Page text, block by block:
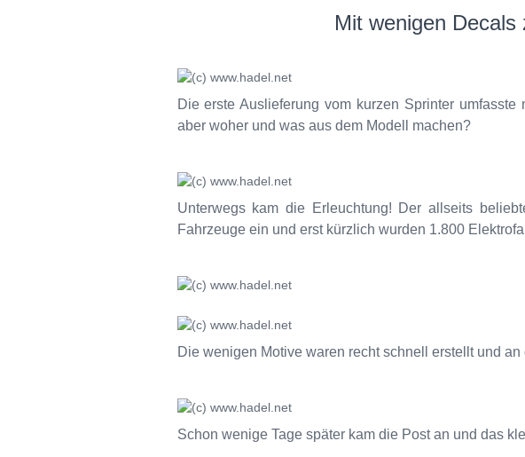
Mit wenigen
Die erste Auslieferung vom kurzen Sprinter
aber woher und was aus dem Modell machen?
Unterwegs kam die Erleuchtung! Der allseits
Fahrzeuge ein und erst kürzlich wurden 1.800
Die wenigen Motive waren recht schnell erstellt und
Schon wenige Tage später kam die Post an und das